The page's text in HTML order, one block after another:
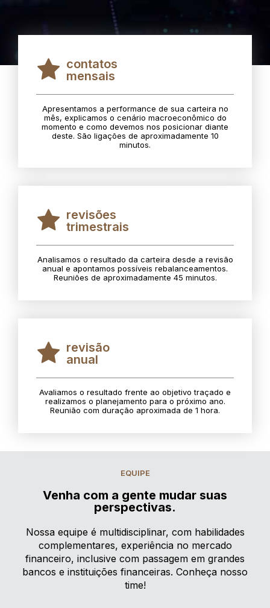
contatos
mensais
Apresentamos a performance de sua carteira no
mês, explicamos o cenário macroeconômico do
momento e como devemos nos posicionar diante
deste. São ligações de aproximadamente 10
minutos.
revisões
trimestrais
Analisamos o resultado da carteira desde a revisão
anual e apontamos possíveis rebalanceamentos.
Reuniões de aproximadamente 45 minutos.
revisão
anual
Avaliamos o resultado frente ao objetivo traçado e
realizamos o planejamento para o próximo ano.
Reunião com duração aproximada de 1 hora.
EQUIPE
Venha com a gente mudar suas
perspectivas.
Nossa equipe é multidisciplinar, com habilidades
complementares, experiência no mercado
financeiro, inclusive com passagem em grandes
bancos e instituições financeiras. Conheça nosso
time!